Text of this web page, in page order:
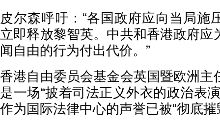
皮尔森呼吁：“各国政府应向当局施
立即释放黎智英。中共和香港政府应
闻自由的行为付出代价。”
香港自由委员会基金会英国暨欧洲主
是一场“披着司法正义外衣的政治表
作为国际法律中心的声誉已被“彻底摧